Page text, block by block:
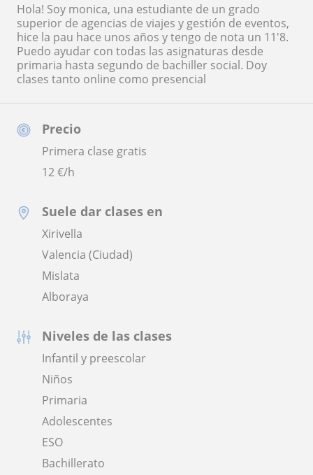
Precio
Primera clase gratis
12€/h
Suele dar clases en
Xirivella
Valencia (Ciudad)
Mislata
Alboraya
Niveles de las clases
Infantil y preescolar
Niños
Primaria
Adolescentes
ESO
Bachillerato
Hola! Soy monica, una estudiante de un grado
superior de agencias de viajes y gestión de eventos,
hice la pau hace unos años y tengo de nota un 11'8.
Puedo ayudar con todas las asignaturas desde
primaria hasta segundo de bachiller social. Doy
clases tanto online como presencial